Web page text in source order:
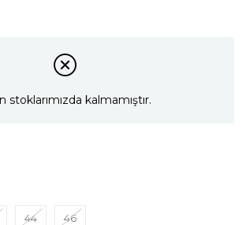
stoklarımızda kalmamıştır.
44 46